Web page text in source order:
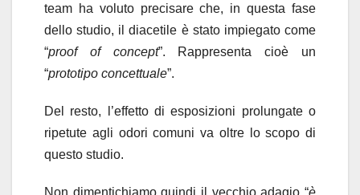
team ha voluto precisare che, in questa fase
dello studio, il diacetile è stato impiegato come
“proof of concept”. Rappresenta cioè un
“prototipo concettuale”.
Del resto, l’effetto di esposizioni prolungate o
ripetute agli odori comuni va oltre lo scopo di
questo studio.
Non dimentichiamo quindi il vecchio adagio “è